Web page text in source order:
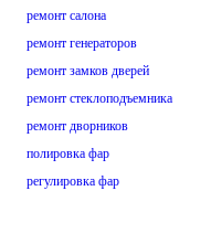
ремонт салона
ремонт генераторов
ремонт замков дверей
ремонт стеклоподъемника
ремонт дворников
полировка фар
регулировка фар